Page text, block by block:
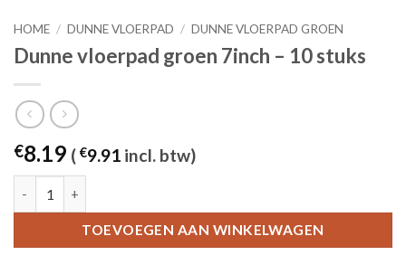
HOME / DUNNE VLOERPAD / DUNNE VLOERPAD GROEN
Dunne vloerpad groen 7inch – 10 stuks
€8.19 ( €9.91 incl. btw)
TOEVOEGEN AAN WINKELWAGEN